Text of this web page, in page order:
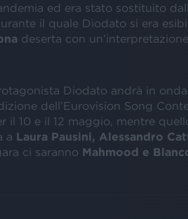
ed era stato sostituito
il quale Diodato si era
deserta con
Diodato andrà in
dell’Eurovision Song
il 10 e il 12 maggio, mentre
a Laura Pausini, Alessandro
ci saranno Mahmood e